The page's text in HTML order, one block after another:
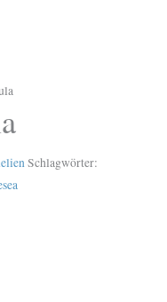
Schlagwörter: